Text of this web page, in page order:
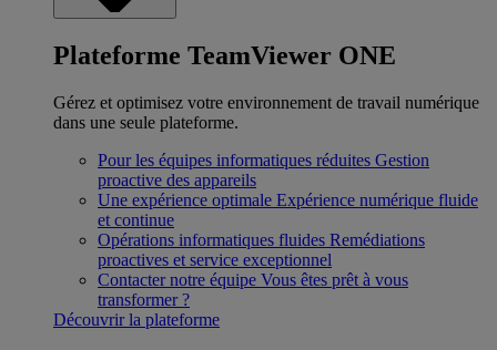
Plateforme TeamViewer ONE
Gérez et optimisez votre environnement de travail numérique
dans une seule plateforme.
Pour les équipes informatiques réduites Gestion
proactive des appareils
Une expérience optimale Expérience numérique fluide
et continue
Opérations informatiques fluides Remédiations
proactives et service exceptionnel
Contacter notre équipe Vous êtes prêt à vous
transformer ?
Découvrir la plateforme